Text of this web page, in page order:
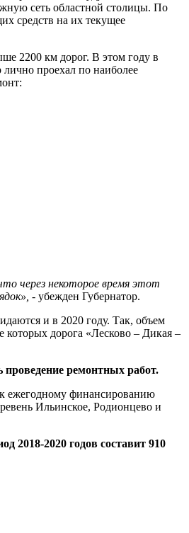
сеть областной столицы. По
средств на их текущее
2200 км дорог. В этом году в
проехал по наиболее
через некоторое время этот
- убежден Губернатор.
и в 2020 году. Так, объем
которых дорога «Лесково – Дикая –
проведение ремонтных работ.
ежегодному финансированию
Ильинское, Родионцево и
2018-2020 годов составит 910